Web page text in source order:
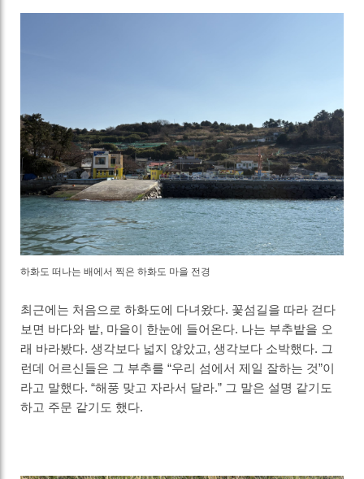
하화도 떠나는 배에서 찍은 하화도 마을 전경
최근에는 처음으로 하화도에 다녀왔다. 꽃섬길을 따라 걷다
보면 바다와 밭, 마을이 한눈에 들어온다. 나는 부추밭을 오
래 바라봤다. 생각보다 넓지 않았고, 생각보다 소박했다. 그
런데 어르신들은 그 부추를 “우리 섬에서 제일 잘하는 것”이
라고 말했다. “해풍 맞고 자라서 달라.” 그 말은 설명 같기도
하고 주문 같기도 했다.